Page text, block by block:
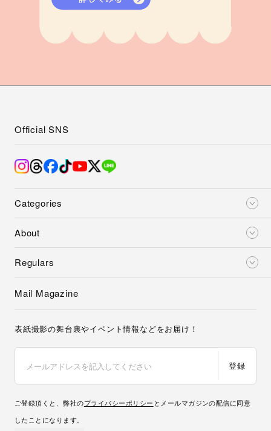
Categories
About
Regulars
Official SNS
Mail Magazine
表紙撮影の舞台裏やイベント情報などをお届け！
登録
ご登録頂くと、弊社のプライバシーポリシー とメールマガジンの配信に同意
したことになります。